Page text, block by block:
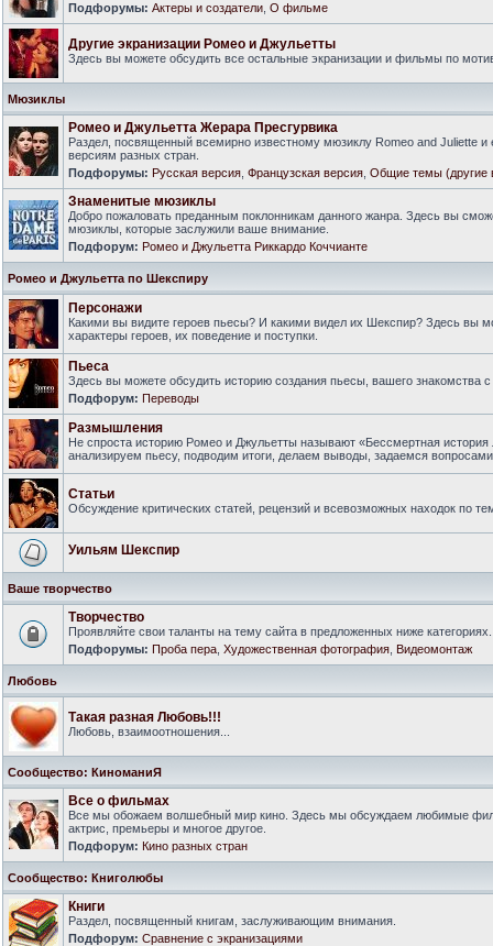
Подфорумы: Актеры и создатели О фильме
Другие экранизации Ромео и Джульетты
Здесь вы можете обсудить все остальные экранизации и фильмы по
Мюзиклы
Ромео и Джульетта Жерара Пресгурвика
Раздел, посвященный всемирно известному мюзиклу Romeo and Juliette и
версиям разных стран.
Подфорумы: Русская версия Французская версия Общие темы (другие
Знаменитые мюзиклы
Добро пожаловать преданным поклонникам данного жанра. Здесь вы
мюзиклы, которые заслужили ваше внимание.
Подфорум: Ромео и Джульетта Риккардо Коччианте
Ромео и Джульетта по Шекспиру
Персонажи
Какими вы видите героев пьесы? И какими видел их Шекспир? Здесь вы
характеры героев, их поведение и поступки.
Пьеса
Здесь вы можете обсудить историю создания пьесы, вашего знакомства
Подфорум: Переводы
Размышления
Не спроста историю Ромео и Джульетты называют «Бессмертная
анализируем пьесу, подводим итоги, делаем выводы, задаемся
Статьи
Обсуждение критических статей, рецензий и всевозможных находок по
Уильям Шекспир
Ваше творчество
Творчество
Проявляйте свои таланты на тему сайта в предложенных ниже категориях.
Подфорумы: Проба пера Художественная фотография Видеомонтаж
Любовь
Такая разная Любовь!!!
Любовь, взаимоотношения...
Сообщество: КиноманиЯ
Все о фильмах
Все мы обожаем волшебный мир кино. Здесь мы обсуждаем любимые
актрис, премьеры и многое другое.
Подфорум: Кино разных стран
Сообщество: Книголюбы
Книги
Раздел, посвященный книгам, заслуживающим внимания.
Подфорум: Сравнение с экранизациями